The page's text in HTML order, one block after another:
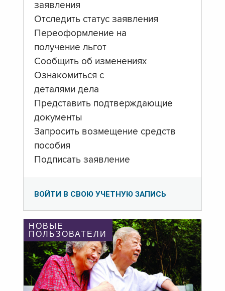
заявления
Отследить статус заявления
Переоформление на
получение льгот
Сообщить об изменениях
Ознакомиться с
деталями дела
Представить подтверждающие
документы
Запросить возмещение средств
пособия
Подписать заявление
ВОЙТИ В СВОЮ УЧЕТНУЮ ЗАПИСЬ
НОВЫЕ
ПОЛЬЗОВАТЕЛИ